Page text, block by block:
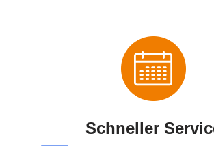
Schneller